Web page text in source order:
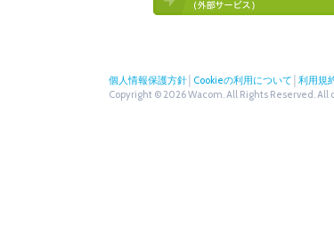
個人情報保護方針 Cookieの利用について 利用規
Copyright © 2026 Wacom. All Rights Reserved.